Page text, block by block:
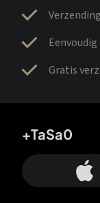
Gratis
+TaSa0